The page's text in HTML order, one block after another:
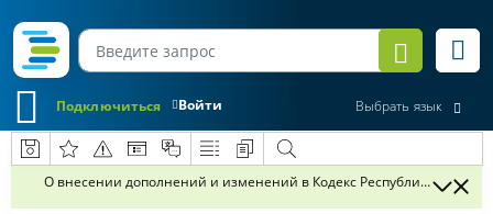
Войти
Подключиться Выбрать язык
О внесении дополнений и изменений в Кодекс Республики